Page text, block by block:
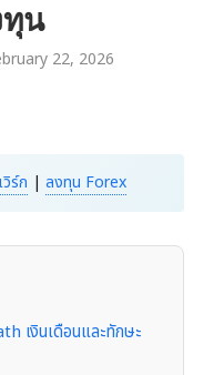
ทุน
22, 2026
ร์ก | ลงทุน Forex
เงินเดือนและทักษะ